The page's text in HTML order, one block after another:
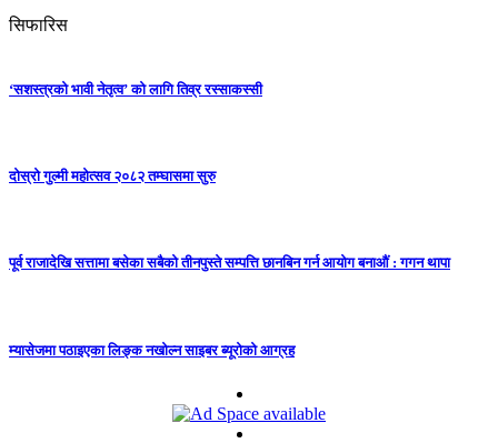
सिफारिस
‘सशस्त्रको भावी नेतृत्व’ को लागि तिव्र रस्साकस्सी
दोस्रो गुल्मी महोत्सव २०८२ तम्घासमा सुरु
पूर्व राजादेखि सत्तामा बसेका सबैको तीनपुस्ते सम्पत्ति छानबिन गर्न आयोग बनाऔं : गगन थापा
म्यासेजमा पठाइएका लिङ्क नखोल्न साइबर ब्यूरोको आग्रह